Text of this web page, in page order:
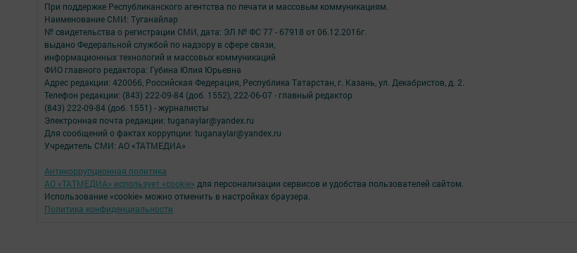
При поддержке Республиканского агентства по печати и массовым коммуникациям.
Наименование СМИ: Туганайлар
№ свидетельства о регистрации СМИ, дата: ЭЛ № ФС 77 - 67918 от 06.12.2016г.
выдано Федеральной службой по надзору в сфере связи,
информационных технологий и массовых коммуникаций
ФИО главного редактора: Губина Юлия Юрьевна
Адрес редакции: 420066, Российская Федерация, Республика Татарстан, г. Казань, ул. Декабристов, д. 2.
Телефон редакции: (843) 222-09-84 (доб. 1552), 222-06-07 - главный редактор
(843) 222-09-84 (доб. 1551) - журналисты
Электронная почта редакции: tuganaylar@yandex.ru
Для сообщений о фактах коррупции: tuganaylar@yandex.ru
Учредитель СМИ: АО «ТАТМЕДИА»
Антикоррупционная политика
АО «ТАТМЕДИА» использует «cookie» для персонализации сервисов и удобства пользователей сайтом.
Использование «cookie» можно отменить в настройках браузера.
Политика конфиденциальности